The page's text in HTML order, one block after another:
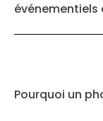
événementiels
Pourquoi un